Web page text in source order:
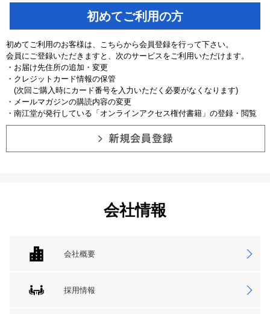
初めてご利用の方
初めてご利用のお客様は、こちらから会員登録を行って下さい。
会員にご登録いただきますと、次のサービスをご利用いただけます。
・お届け先住所の追加・変更
・クレジットカード情報の保管
(次回ご購入時にカード番号を入力いただく必要がなくなります)
・メールマガジンの購読内容の変更
・南江堂が発行している「オンラインアクセス権付書籍」の登録・閲覧
会社情報
会社概要
採用情報